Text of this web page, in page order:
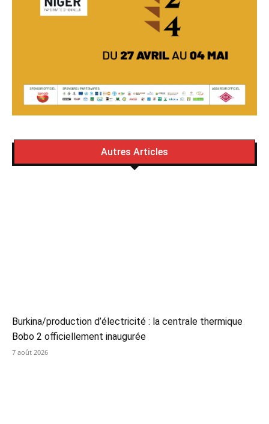
Autres Articles
Burkina/production d’électricité : la centrale thermique
Bobo 2 officiellement inaugurée
7 août 2026